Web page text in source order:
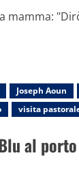
Joseph Aoun
visita
al